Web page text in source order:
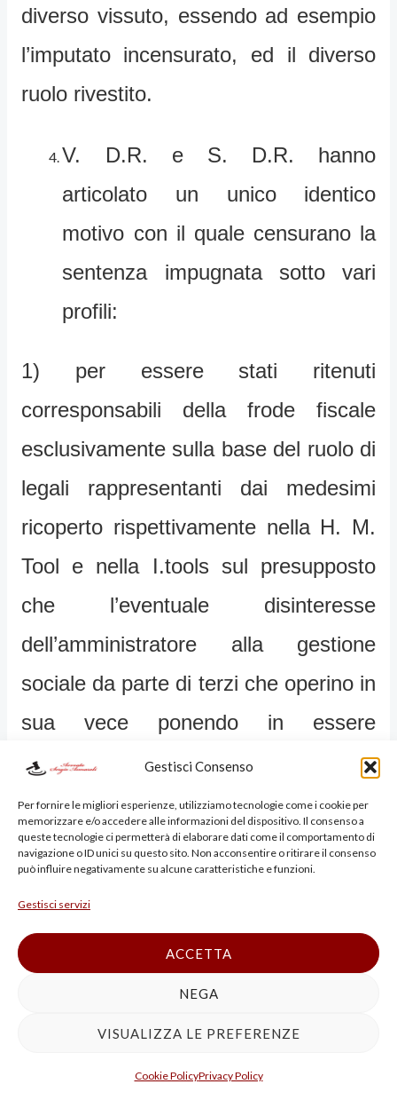
Gestisci Consenso
Per fornire le migliori esperienze, utilizziamo tecnologie come i cookie per
memorizzare e/o accedere alle informazioni del dispositivo. Il consenso a
queste tecnologie ci permetterà di elaborare dati come il comportamento di
navigazione o ID unici su questo sito. Non acconsentire o ritirare il consenso
può influire negativamente su alcune caratteristiche e funzioni.
Gestisci servizi
ACCETTA
NEGA
VISUALIZZA LE PREFERENZE
Cookie PolicyPrivacy Policy
diverso vissuto, essendo ad esempio
l’imputato incensurato, ed il diverso
ruolo rivestito.
V. D.R. e S. D.R. hanno
articolato un unico identico
motivo con il quale censurano la
sentenza impugnata sotto vari
profili:
1) per essere stati ritenuti
corresponsabili della frode fiscale
esclusivamente sulla base del ruolo di
legali rappresentanti dai medesimi
ricoperto rispettivamente nella H. M.
Tool e nella I.tools sul presupposto
che l’eventuale disinteresse
dell’amministratore alla gestione
sociale da parte di terzi che operino in
sua vece ponendo in essere
operazioni illecite ne comporta in ogni
caso la riconducibilità al legale
rappresentante per violazione del
dovere di vigilanza, sostenendosi
invece che nessuna dimostrazione
era stata data sui contatti commerciali
tra la società importatrice delle merci
dall’estero, le cartiere e gli imputati,
onde non poteva ritenersi in alcun